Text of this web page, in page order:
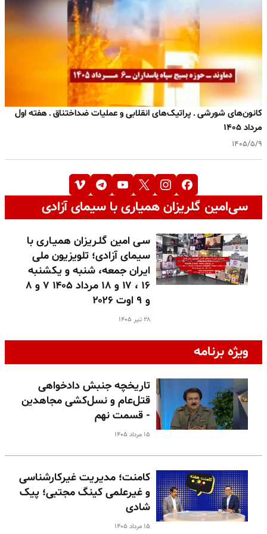
کانون‌های شورشی ـ پراتیک‌های انقلابی و عملیات ضداختناق ـ هفته اول
مرداد ۱۴۰۵
۱۴۰۵/۵/۹
سی‌امین گلریزان همیاری با سیمای آزادی
سـی امین گلـریزان همیـاری با
سیمای آزادی؛ تلویزیون ملی
ایران جمعه، شنبه و یکشنبه
۱۶ ، ۱۷ و ۱۸ مرداد ۱۴۰۵ ۷ و ۸
و ۹ اوت ۲۰۲۶
۲۸ تیر ۱۴۰۵
ویژه برنامه
تاریخچه جنبش دادخواهی
قتل‌عام و نسل‌کشی مجاهدین
- قسمت نهم
۱۵ مرداد ۱۴۰۵
کامنت؛ مدیریت غیرکارشناسی
و غیرعلمی کینگ مجتبی؛ پیک
شادی
۱۵ مرداد ۱۴۰۵